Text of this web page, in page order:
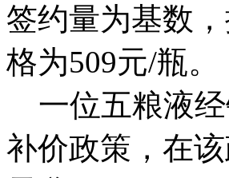
签约量为基数
格为509元/瓶。
一位五粮液经
补价政策，在